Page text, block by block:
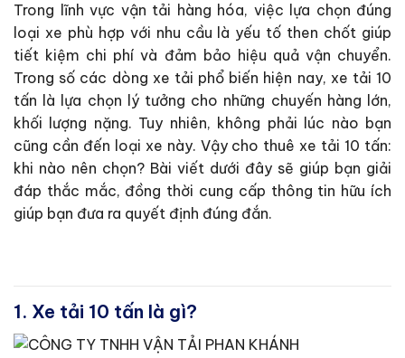
Trong lĩnh vực vận tải hàng hóa, việc lựa chọn đúng
loại xe phù hợp với nhu cầu là yếu tố then chốt giúp
tiết kiệm chi phí và đảm bảo hiệu quả vận chuyển.
Trong số các dòng xe tải phổ biến hiện nay, xe tải 10
tấn là lựa chọn lý tưởng cho những chuyến hàng lớn,
khối lượng nặng. Tuy nhiên, không phải lúc nào bạn
cũng cần đến loại xe này. Vậy cho thuê xe tải 10 tấn:
khi nào nên chọn? Bài viết dưới đây sẽ giúp bạn giải
đáp thắc mắc, đồng thời cung cấp thông tin hữu ích
giúp bạn đưa ra quyết định đúng đắn.
1. Xe tải 10 tấn là gì?